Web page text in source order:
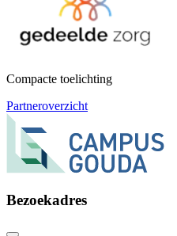
Compacte toelichting
Partneroverzicht
Bezoekadres